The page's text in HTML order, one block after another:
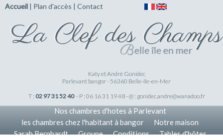
Accueil | Plan d'accès | Contact
Katy et André Gonidec
Parlevant bangor - 56360 Belle-Ile-en-Mer
T : 02 97 31 52 40- P : 06 16 31 19 48 - @ : gonidec.andre@wanadoo.fr
Nos chambres d'hotes à Parlevant
les chambres chez l'habitant à bangor
Notre maison
Sarah Bernhardt
Groupe Conditions
Tables d'hôtes